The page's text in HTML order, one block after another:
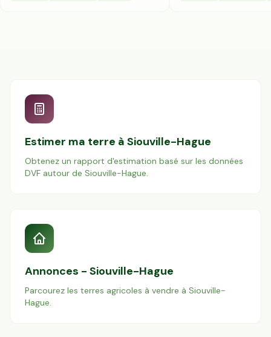
Estimer ma terre à Siouville-Hague
Obtenez un rapport d'estimation basé sur les données
DVF autour de Siouville-Hague.
Annonces - Siouville-Hague
Parcourez les terres agricoles à vendre à Siouville-
Hague.